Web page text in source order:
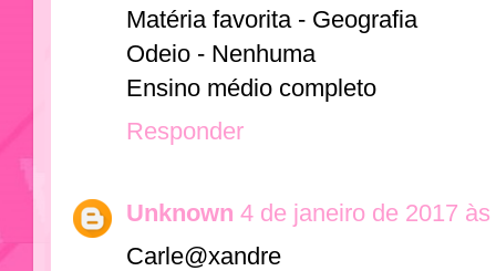
Matéria favorita - Geografia
Odeio - Nenhuma
Ensino médio completo
Responder
Unknown 4 de janeiro de 2017
Carle@xandre